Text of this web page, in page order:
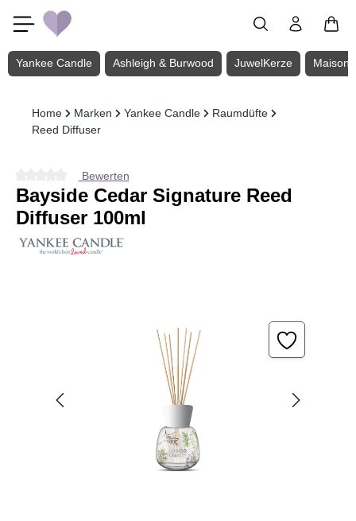
Zum Hauptinhalt springen
Yankee Candle Ashleigh & Burwood JuwelKerze Maison
Home Marken Yankee Candle
Raumdüfte
Reed Diffuser
Durchschnittliche Bewertung von 0 von 5 Sternen
Bewerten
Bayside Cedar Signature Reed
Diffuser 100ml